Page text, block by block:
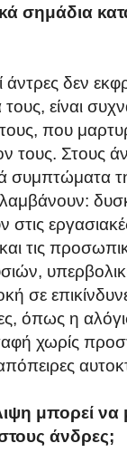
σημάδια
άντρες δεν
είναι
που
τους. Στους
συμπτώματα
τις
σε
όπως η
χωρίς
μπορεί να
άνδρες;